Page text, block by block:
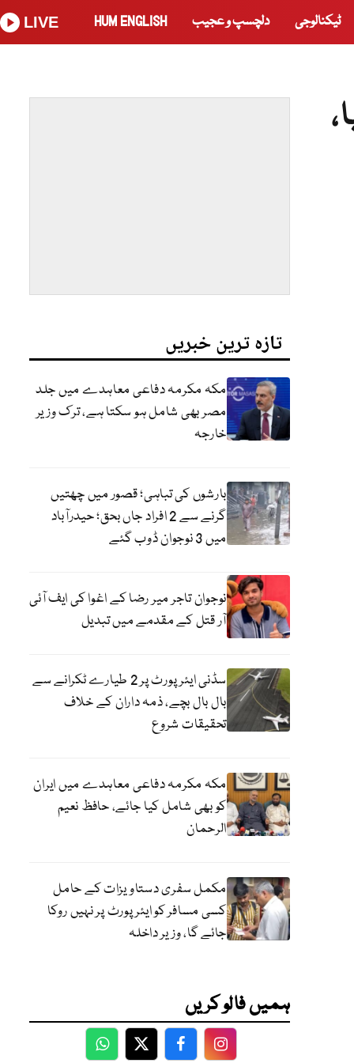
ٹیکنالوجی دلچسپ و عجیب HUM ENGLISH
LIVE
تازہ ترین خبریں
مکہ مکرمہ دفاعی معاہدے میں جلد
مصر بھی شامل ہو سکتا ہے، ترک وزیر
خارجہ
بارشوں کی تباہی؛ قصور میں چھتیں
گرنے سے 2 افراد جاں بحق؛ حیدرآباد
میں 3 نوجوان ڈوب گئے
نوجوان تاجر میر رضا کے اغوا کی ایف آئی
آر قتل کے مقدمے میں تبدیل
سڈنی ایئرپورٹ پر 2 طیارے ٹکرانے سے
بال بال بچے، ذمہ داران کے خلاف
تحقیقات شروع
مکہ مکرمہ دفاعی معاہدے میں ایران
کو بھی شامل کیا جائے، حافظ نعیم
الرحمان
مکمل سفری دستاویزات کے حامل
کسی مسافر کو ایئرپورٹ پر نہیں روکا
جائے گا، وزیر داخلہ
ہمیں فالو کریں
WhatsApp
TwitterFacebookFacebook